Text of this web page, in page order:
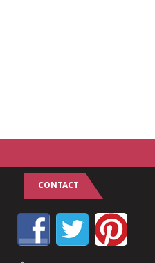
CONTACT